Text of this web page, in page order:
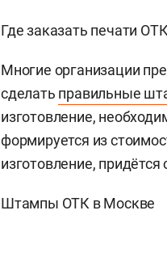
Где заказать печати
Многие организации
сделать правильные
изготовление,
формируется из
изготовление, придётся
Штампы ОТК в Москве